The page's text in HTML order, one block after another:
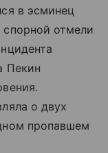
в эсминец
отмели
Пекин
о двух
пропавшем